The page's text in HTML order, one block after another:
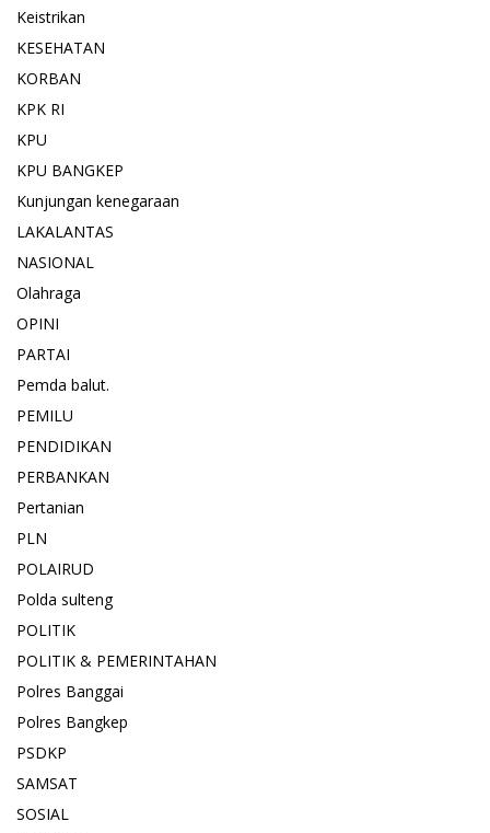
Keistrikan
KESEHATAN
KORBAN
KPK RI
KPU
KPU BANGKEP
Kunjungan kenegaraan
LAKALANTAS
NASIONAL
Olahraga
OPINI
PARTAI
Pemda balut.
PEMILU
PENDIDIKAN
PERBANKAN
Pertanian
PLN
POLAIRUD
Polda sulteng
POLITIK
POLITIK & PEMERINTAHAN
Polres Banggai
Polres Bangkep
PSDKP
SAMSAT
SOSIAL